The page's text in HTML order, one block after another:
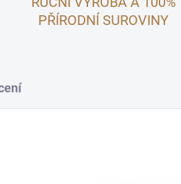
PŘÍRODNÍ SUROVINY